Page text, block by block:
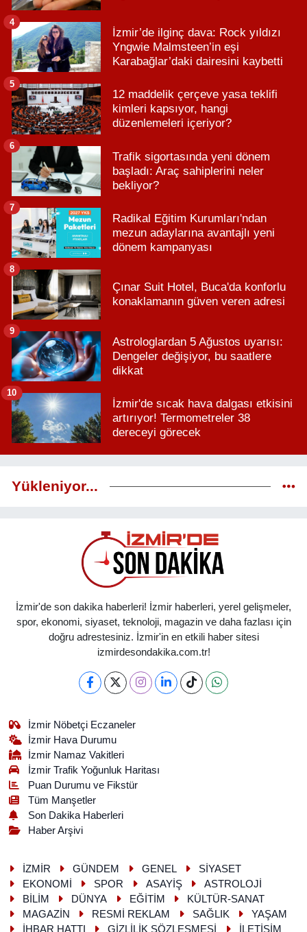
İzmir’de ilginç dava: Rock yıldızı
Yngwie Malmsteen’in eşi
Karabağlar’daki dairesini kaybetti
4
12 maddelik çerçeve yasa teklifi
kimleri kapsıyor, hangi
düzenlemeleri içeriyor?
5
Trafik sigortasında yeni dönem
başladı: Araç sahiplerini neler
bekliyor?
6
Radikal Eğitim Kurumları'ndan
mezun adaylarına avantajlı yeni
dönem kampanyası
7
Çınar Suit Hotel, Buca'da konforlu
konaklamanın güven veren adresi
8
Astrologlardan 5 Ağustos uyarısı:
Dengeler değişiyor, bu saatlere
dikkat
9
İzmir'de sıcak hava dalgası etkisini
artırıyor! Termometreler 38
dereceyi görecek
10
Yükleniyor...
İzmir'de son dakika haberleri! İzmir haberleri, yerel gelişmeler,
spor, ekonomi, siyaset, teknoloji, magazin ve daha fazlası için
doğru adrestesiniz. İzmir'in en etkili haber sitesi
izmirdesondakika.com.tr!
İzmir Nöbetçi Eczaneler
İzmir Hava Durumu
İzmir Namaz Vakitleri
İzmir Trafik Yoğunluk Haritası
Puan Durumu ve Fikstür
Tüm Manşetler
Son Dakika Haberleri
Haber Arşivi
İZMİR GÜNDEM GENEL
SİYASET
EKONOMİ
SPOR ASAYİŞ
ASTROLOJİ
BİLİM
DÜNYA EĞİTİM
KÜLTÜR-SANAT
MAGAZİN
RESMİ REKLAM SAĞLIK
YAŞAM
İHBAR HATTI
GİZLİLİK SÖZLEŞMESİ İLETİŞİM